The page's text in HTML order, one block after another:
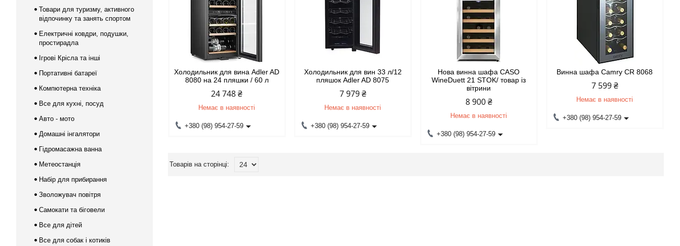
Холодильник для вина Adler AD
8080 на 24 пляшки / 60 л
24 748 ₴
Немає в наявності
+380 (98) 954-27-59
Холодильник для вин 33 л/12
пляшок Adler AD 8075
7 979 ₴
Немає в наявності
+380 (98) 954-27-59
Нова винна шафа CASO
WineDuett 21 STOK/ товар із
вітрини
8 900 ₴
Немає в наявності
+380 (98) 954-27-59
Винна шафа Camry CR 8068
7 599 ₴
Немає в наявності
+380 (98) 954-27-59
Товари для туризму, активного
відпочинку та занять спортом
Електричні ковдри, подушки,
простирадла
Ігрові Крісла та інші
Портативні батареї
Компютерна техніка
Все для кухні, посуд
Авто - мото
Домашні інгалятори
Гідромасажна ванна
Метеостанція
Набір для прибирання
Зволожувач повітря
Самокати та біговели
Все для дітей
Все для собак і котиків